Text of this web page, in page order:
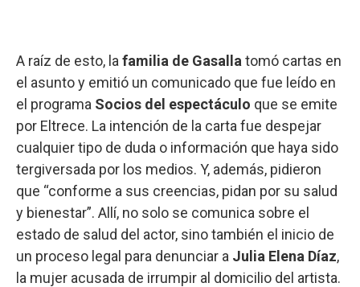
A raíz de esto, la familia de Gasalla tomó cartas en
el asunto y emitió un comunicado que fue leído en
el programa Socios del espectáculo que se emite
por Eltrece. La intención de la carta fue despejar
cualquier tipo de duda o información que haya sido
tergiversada por los medios. Y, además, pidieron
que “conforme a sus creencias, pidan por su salud
y bienestar”. Allí, no solo se comunica sobre el
estado de salud del actor, sino también el inicio de
un proceso legal para denunciar a Julia Elena Díaz,
la mujer acusada de irrumpir al domicilio del artista.